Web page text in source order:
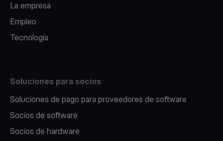
La empresa
Empleo
Tecnología
Soluciones para socios
Soluciones de pago para proveedores de software
Socios de software
Socios de hardware